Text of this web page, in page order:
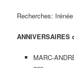
Recherches:
ANNIVERSAIRES
MARC-